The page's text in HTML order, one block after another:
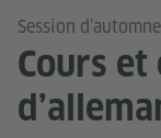
Session
Cours et